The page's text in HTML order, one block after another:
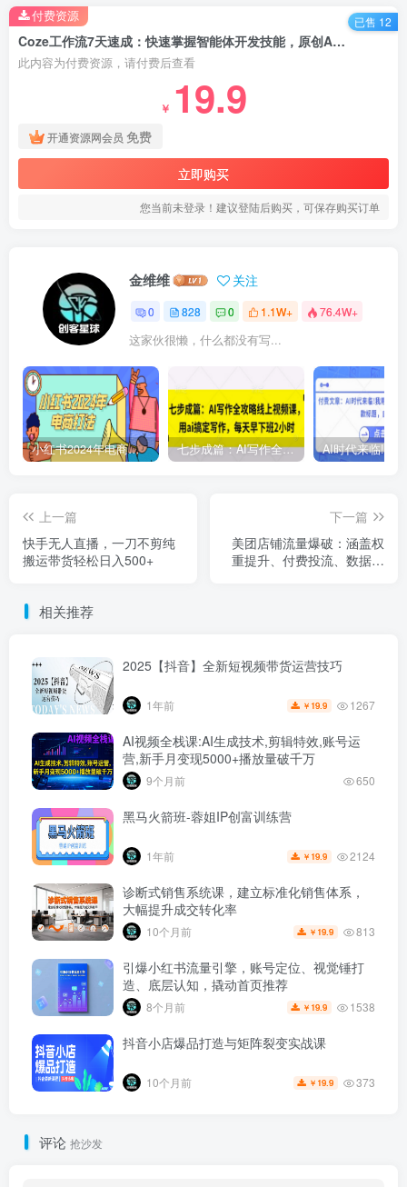
Coze工作流7天速成：快速掌握智能体开发技能，原创AI应用开发与副业变现
此内容为付费资源，请付费后查看
￥ 19.9
开通资源网会员 免费
立即购买
您当前未登录！建议登陆后购买，可保存购买订单
付费资源 已售 12
金维维 关注
0 828 0 1.1W+ 76.4W+
这家伙很懒，什么都没有写...
小红书2024年电商打法，手把手教你如何打爆小红书店铺 七步成篇：AI写作全攻略线上视频课，用ai搞定写作，每天早下班2小时
上一篇
快手无人直播，一刀不剪纯
搬运带货轻松日入500+
下一篇
美团店铺流量爆破：涵盖权
重提升、付费投流、数据分
相关推荐
2025【抖音】全新短视频带货运营技巧
1年前 ￥ 19.9 1267
AI视频全栈课:AI生成技术,剪辑特效,账号运
营,新手月变现5000+播放量破千万
9个月前 650
黑马火箭班-蓉姐IP创富训练营
1年前 ￥ 19.9 2124
诊断式销售系统课，建立标准化销售体系，
大幅提升成交转化率
10个月前 ￥ 19.9 813
引爆小红书流量引擎，账号定位、视觉锤打
造、底层认知，撬动首页推荐
8个月前 ￥ 19.9 1538
抖音小店爆品打造与矩阵裂变实战课
10个月前 ￥ 19.9 373
评论 抢沙发